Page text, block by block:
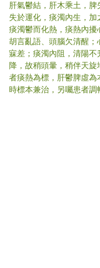
肝氣鬱結，肝木乘土，脾
失於運化，痰濁內生，加
痰濁鬱而化熱，痰熱內擾
胡言亂語、頭腦欠清醒；
寐差；痰濁內阻，清陽不
降，故稍頭暈，稍伴天旋
者痰熱為標，肝鬱脾虛為
時標本兼治，另囑患者調